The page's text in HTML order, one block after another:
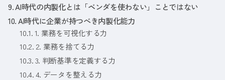
AI時代の内製化とは「ベンダを使わない」ことではない
AI時代に企業が持つべき内製化能力
1. 業務を可視化する力
2. 業務を捨てる力
3. 判断基準を定義する力
4. データを整える力